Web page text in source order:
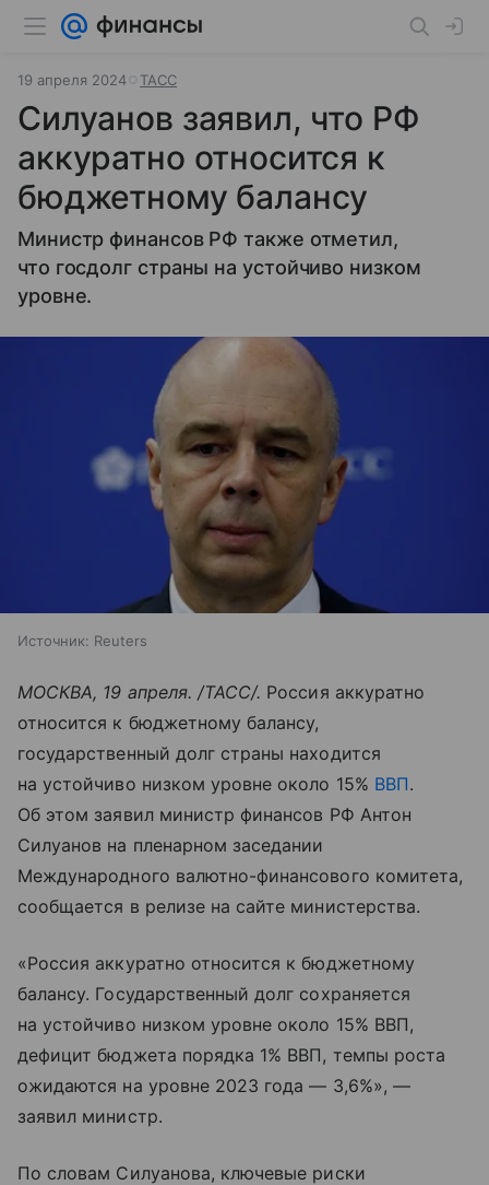
19 апреля 2024 ТАСС
Силуанов заявил, что РФ
аккуратно относится к
бюджетному балансу
Министр финансов РФ также отметил,
что госдолг страны на устойчиво низком
уровне.
Источник: Reuters
МОСКВА, 19 апреля. /ТАСС/. Россия аккуратно
относится к бюджетному балансу,
государственный долг страны находится
на устойчиво низком уровне около 15% ВВП.
Об этом заявил министр финансов РФ Антон
Силуанов на пленарном заседании
Международного валютно-финансового комитета,
сообщается в релизе на сайте министерства.
«Россия аккуратно относится к бюджетному
балансу. Государственный долг сохраняется
на устойчиво низком уровне около 15% ВВП,
дефицит бюджета порядка 1% ВВП, темпы роста
ожидаются на уровне 2023 года — 3,6%», —
заявил министр.
По словам Силуанова, ключевые риски